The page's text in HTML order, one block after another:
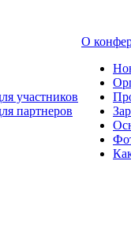
участников
партнеров
О